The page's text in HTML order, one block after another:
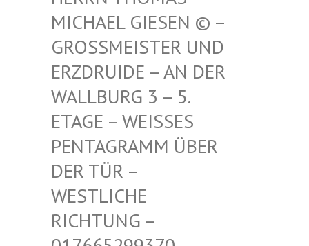
AEL GIESEN © – GROSS
MEISTER UND ERZDR
UIDE – AN DER WALLB
URG 3 – 5. ETAGE
– WEISSES PENTAG
RAMM ÜBER DER TÜ
R – WESTLI
CHE RICHTU
NG – 017665